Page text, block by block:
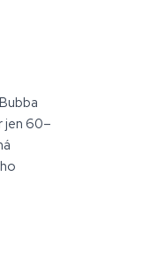
jen 60–